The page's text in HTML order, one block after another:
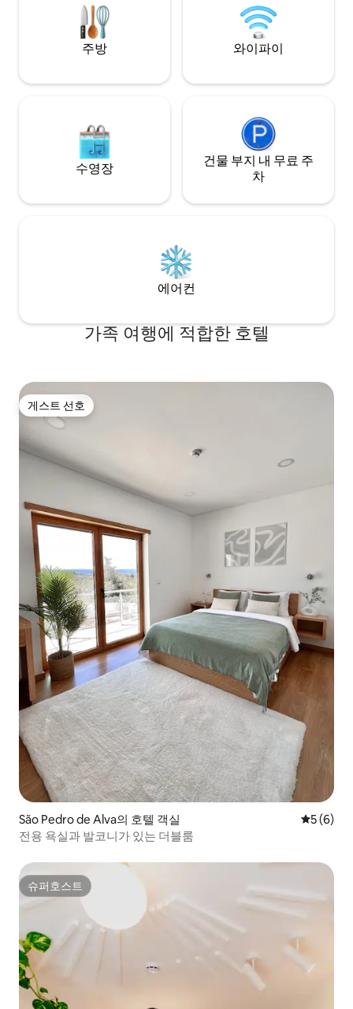
라 노바 데 가이아의 중심에서 번거로움 없
이 경험 중심의 숙박을 즐길 수 있습니다.
사이에 공용 주방
주방 와이파이
수영장
건물 부지 내 무료 주
차
에어컨
가족 여행에 적합한 호텔
게스트 선호
게스트 선호
São Pedro de Alva의 호텔 객실 평점 5점
5 (6)
전용 욕실과 발코니가 있는 더블룸
슈퍼호스트
슈퍼호스트